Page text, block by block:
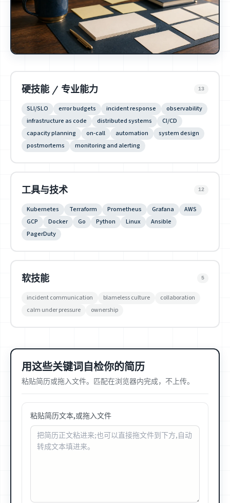
硬技能 / 专业能力 13
SLI/SLO error budgets incident response
observability
infrastructure as code
distributed systems
CI/CD
capacity planning
on-call automation
system design
postmortems
monitoring and alerting
工具与技术 12
Kubernetes Terraform Prometheus Grafana
AWS
GCP
Docker Go Python Linux
Ansible
PagerDuty
软技能 5
incident communication blameless culture
collaboration
calm under pressure
ownership
用这些关键词自检你的简历
粘贴简历或拖入文件。匹配在浏览器内完成，不上传。
粘贴简历文本,或拖入文件